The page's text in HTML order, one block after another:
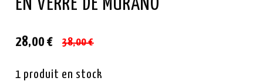
EN VERRE DE MURANO
28,00 € 38,00€
1 produit en stock